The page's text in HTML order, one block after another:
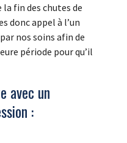
fin des chutes de
donc appel à l’un
nos soins afin de
période pour qu’il
avec un
: